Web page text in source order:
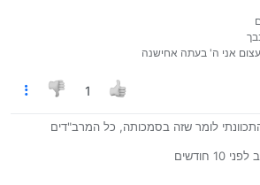
עצום אני ה' בעתה אחישנה
1
לומר שזה בסמכותה, כל המרב"דים
לפני 10 חודשים
לאחרונה על ידי